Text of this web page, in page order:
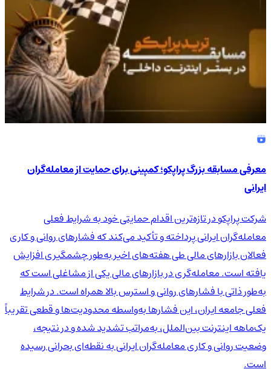
معرفی مسابقه بزرگ پراپکو؛ کمپینی برای حمایت از معامله‌گران
ایرانی
شرکت پراپکو در تازه‌ترین اقدام حمایتی خود به شرایط فعلی
معامله‌گران ایرانی پرداخته و تأکید می‌کند که فشارهای روانی و کاری
فعالان بازارهای مالی طی هفته‌های اخیر به‌طور چشمگیری افزایش
یافته است. معامله‌گری در بازارهای مالی یکی از مشاغلی است که
به‌طور ذاتی با فشارهای روانی و استرس بالا همراه است. در شرایط
فعلی جامعه ایران، این فشارها به‌واسطه محدودیت‌ها و قطعی تقریباً
یک‌ماهه اینترنت بین‌الملل، به‌مراتب تشدید شده و در نتیجه،
وضعیت روانی و کاری معامله‌گران ایرانی به نقطه‌ای بحرانی رسیده
است.